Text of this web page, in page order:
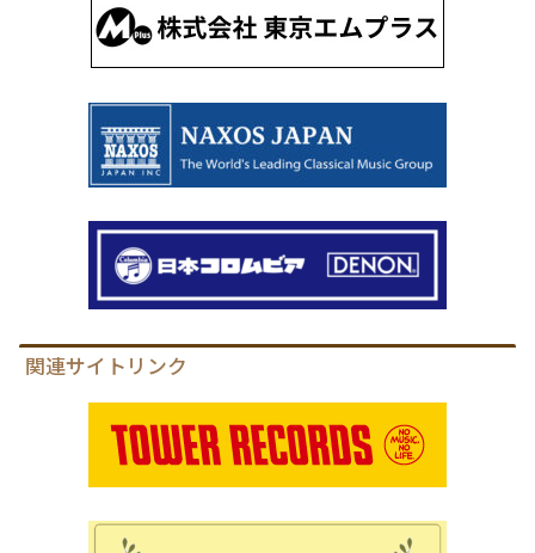
関連サイトリンク